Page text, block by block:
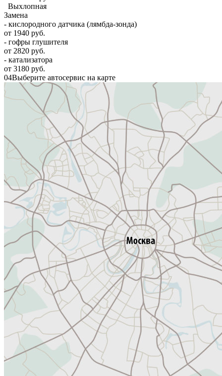
Выхлопная
Замена
- кислородного датчика (лямбда-зонда)
от 1940 руб.
- гофры глушителя
от 2820 руб.
- катализатора
от 3180 руб.
04Выберите автосервис на карте